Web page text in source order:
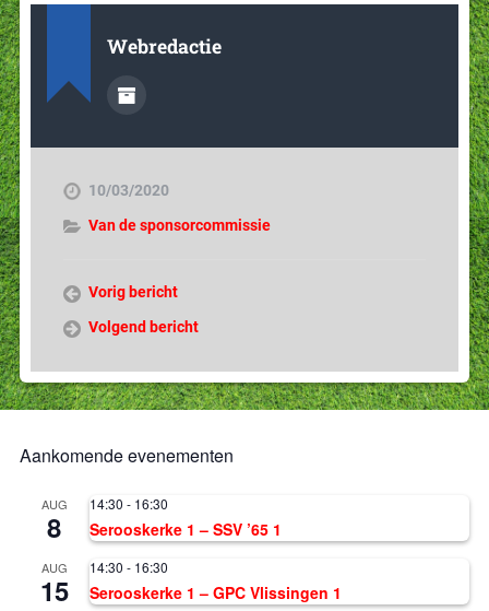
Webredactie
10/03/2020
Van de sponsorcommissie
Vorig bericht
Volgend bericht
Aankomende evenementen
AUG
8
14:30 - 16:30
Serooskerke 1 – SSV ’65 1
AUG
15
14:30 - 16:30
Serooskerke 1 – GPC Vlissingen 1